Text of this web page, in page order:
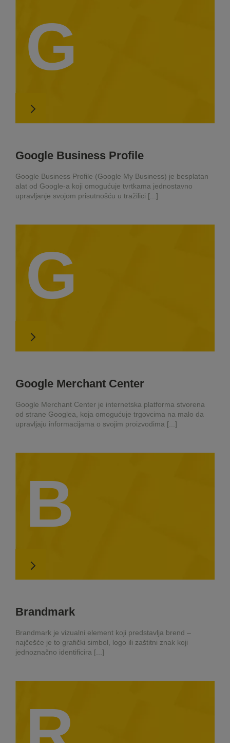
G
Google Business Profile
Google Business Profile (Google My Business) je besplatan
alat od Google-a koji omogućuje tvrtkama jednostavno
upravljanje svojom prisutnošću u tražilici [...]
G
Google Merchant Center
Google Merchant Center je internetska platforma stvorena
od strane Googlea, koja omogućuje trgovcima na malo da
upravljaju informacijama o svojim proizvodima [...]
B
Brandmark
Brandmark je vizualni element koji predstavlja brend –
najčešće je to grafički simbol, logo ili zaštitni znak koji
jednoznačno identificira [...]